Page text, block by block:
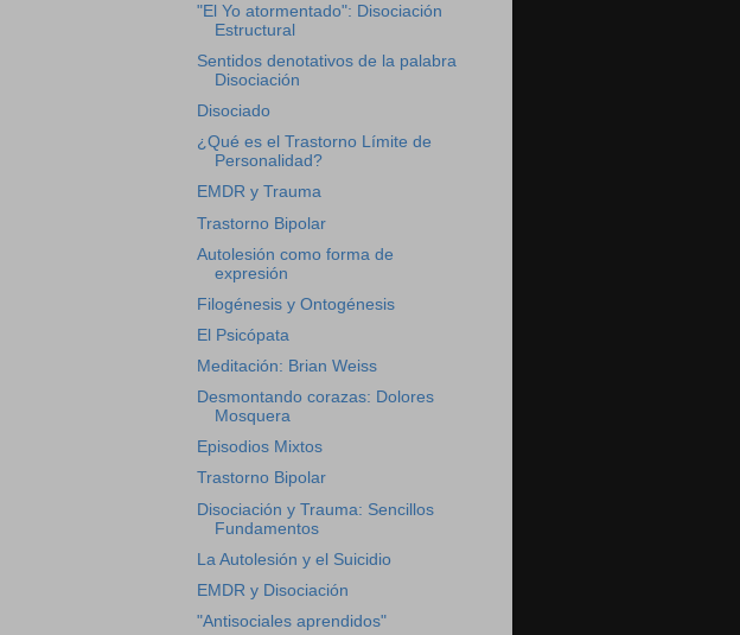
"El Yo atormentado": Disociación
Estructural
Sentidos denotativos de la palabra
Disociación
Disociado
¿Qué es el Trastorno Límite de
Personalidad?
EMDR y Trauma
Trastorno Bipolar
Autolesión como forma de
expresión
Filogénesis y Ontogénesis
El Psicópata
Meditación: Brian Weiss
Desmontando corazas: Dolores
Mosquera
Episodios Mixtos
Trastorno Bipolar
Disociación y Trauma: Sencillos
Fundamentos
La Autolesión y el Suicidio
EMDR y Disociación
"Antisociales aprendidos"